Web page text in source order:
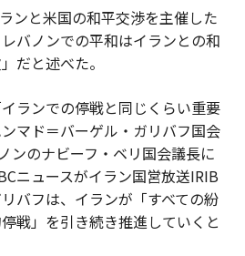
ンと米国の和平交渉を主催した
バノンでの平和はイランとの和
だと述べた。
ランでの停戦と同じくらい重要
マド＝バーゲル・ガリバフ国会
ンのナビーフ・ベリ国会議長に
ニュースがイラン国営放送IRIB
バフは、イランが「すべての紛
戦」を引き続き推進していくと